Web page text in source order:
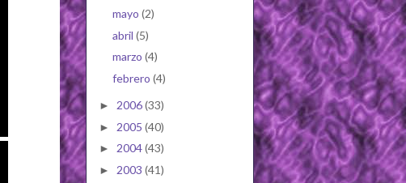
mayo (2)
abril (5)
marzo (4)
febrero (4)
► 2006(33)
► 2005 (40)
► 2004(43)
► 2003 (41)